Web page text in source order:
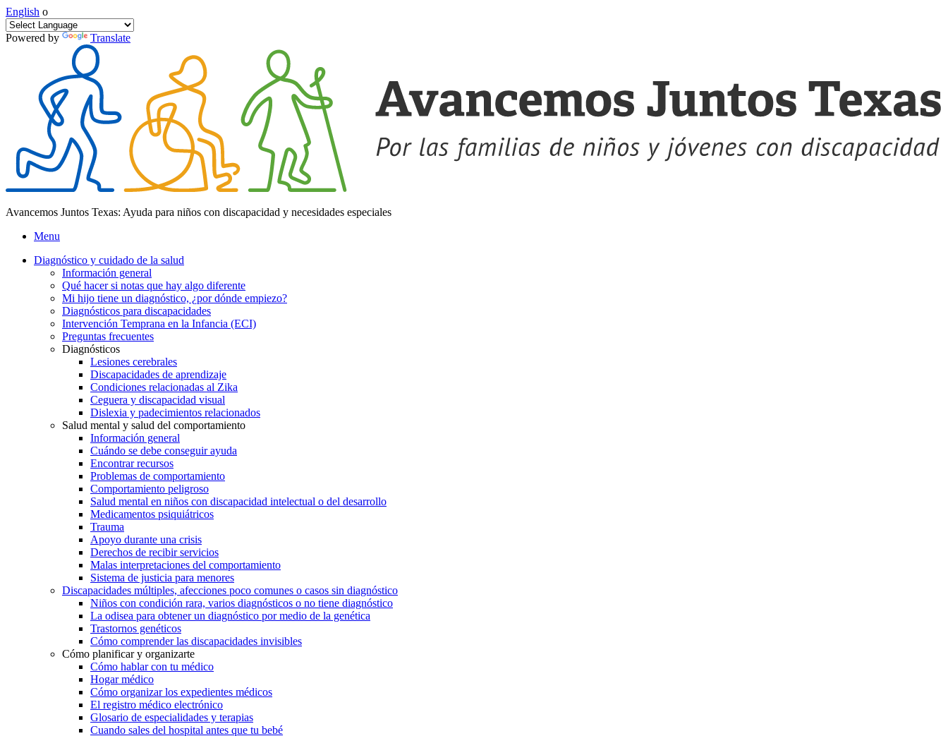
English o
Powered by Translate
Avancemos Juntos Texas: Ayuda para niños con discapacidad y necesidades especiales
Menu
Diagnóstico y cuidado de la salud
Información general
Qué hacer si notas que hay algo diferente
Mi hijo tiene un diagnóstico, ¿por dónde empiezo?
Diagnósticos para discapacidades
Intervención Temprana en la Infancia (ECI)
Preguntas frecuentes
Diagnósticos
Lesiones cerebrales
Discapacidades de aprendizaje
Condiciones relacionadas al Zika
Ceguera y discapacidad visual
Dislexia y padecimientos relacionados
Salud mental y salud del comportamiento
Información general
Cuándo se debe conseguir ayuda
Encontrar recursos
Problemas de comportamiento
Comportamiento peligroso
Salud mental en niños con discapacidad intelectual o del desarrollo
Medicamentos psiquiátricos
Trauma
Apoyo durante una crisis
Derechos de recibir servicios
Malas interpretaciones del comportamiento
Sistema de justicia para menores
Discapacidades múltiples, afecciones poco comunes o casos sin diagnóstico
Niños con condición rara, varios diagnósticos o no tiene diagnóstico
La odisea para obtener un diagnóstico por medio de la genética
Trastornos genéticos
Cómo comprender las discapacidades invisibles
Cómo planificar y organizarte
Cómo hablar con tu médico
Hogar médico
Cómo organizar los expedientes médicos
El registro médico electrónico
Glosario de especialidades y terapias
Cuando sales del hospital antes que tu bebé